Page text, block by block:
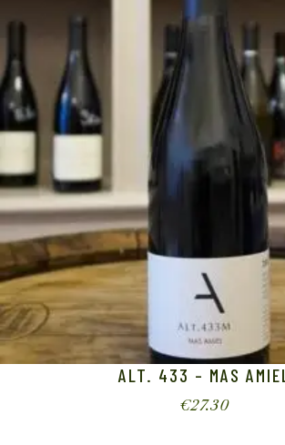
ALT. 433 – MAS AMIEL
€27.30